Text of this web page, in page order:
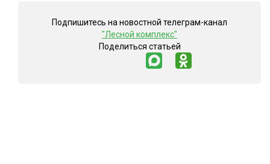
Подпишитесь на новостной телеграм-канал
"Лесной комплекс"
Поделиться статьей